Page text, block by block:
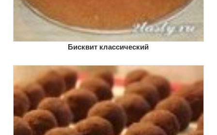
Бисквит классический